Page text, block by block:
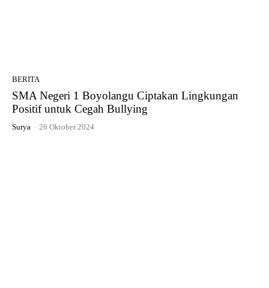
BERITA
SMA Negeri 1 Boyolangu Ciptakan Lingkungan
Positif untuk Cegah Bullying
Surya - 26 Oktober 2024